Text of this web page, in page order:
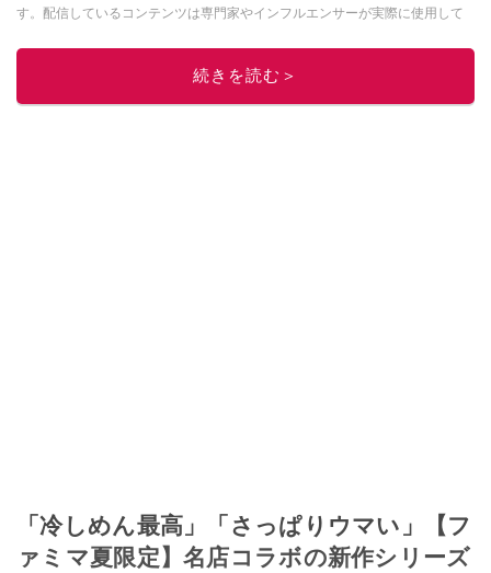
す。配信しているコンテンツは専門家やインフルエンサーが実際に使用して
ニュースでフォロー
続きを読む＞
「冷しめん最高」「さっぱりウマい」【フ
ァミマ夏限定】名店コラボの新作シリーズ